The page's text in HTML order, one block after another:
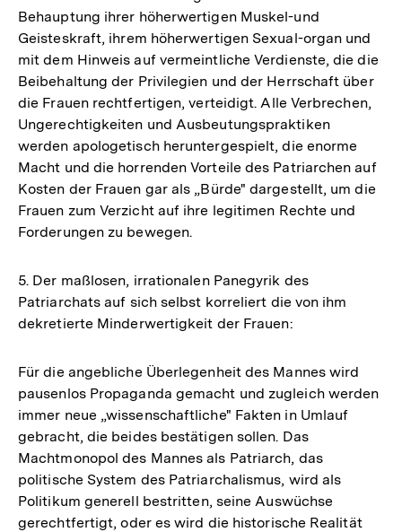
Behauptung ihrer höherwertigen Muskel-und
Geisteskraft, ihrem höherwertigen Sexual-organ und
mit dem Hinweis auf vermeintliche Verdienste, die die
Beibehaltung der Privilegien und der Herrschaft über
die Frauen rechtfertigen, verteidigt. Alle Verbrechen,
Ungerechtigkeiten und Ausbeutungspraktiken
werden apologetisch heruntergespielt, die enorme
Macht und die horrenden Vorteile des Patriarchen auf
Kosten der Frauen gar als „Bürde" dargestellt, um die
Frauen zum Verzicht auf ihre legitimen Rechte und
Forderungen zu bewegen.
5. Der maßlosen, irrationalen Panegyrik des
Patriarchats auf sich selbst korreliert die von ihm
dekretierte Minderwertigkeit der Frauen:
Für die angebliche Überlegenheit des Mannes wird
pausenlos Propaganda gemacht und zugleich werden
immer neue „wissenschaftliche" Fakten in Umlauf
gebracht, die beides bestätigen sollen. Das
Machtmonopol des Mannes als Patriarch, das
politische System des Patriarchalismus, wird als
Politikum generell bestritten, seine Auswüchse
gerechtfertigt, oder es wird die historische Realität